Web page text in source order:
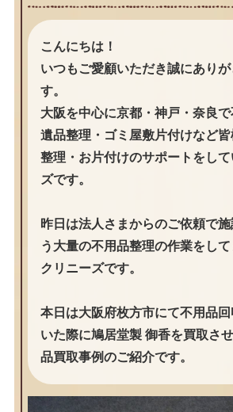
こんにちは！
いつもご愛顧いただき誠にありが
す。
大阪を中心に京都・神戸・奈良で
遺品整理・ゴミ屋敷片付けなど
整理・お片付けのサポートをし
ズです。
昨日は法人さまからのご依頼で
う大量の不用品整理の作業をし
クリニーズです。
本日は大阪府枚方市にて不用品
いた際に鳩居堂製 御香を買取さ
品買取事例のご紹介です。